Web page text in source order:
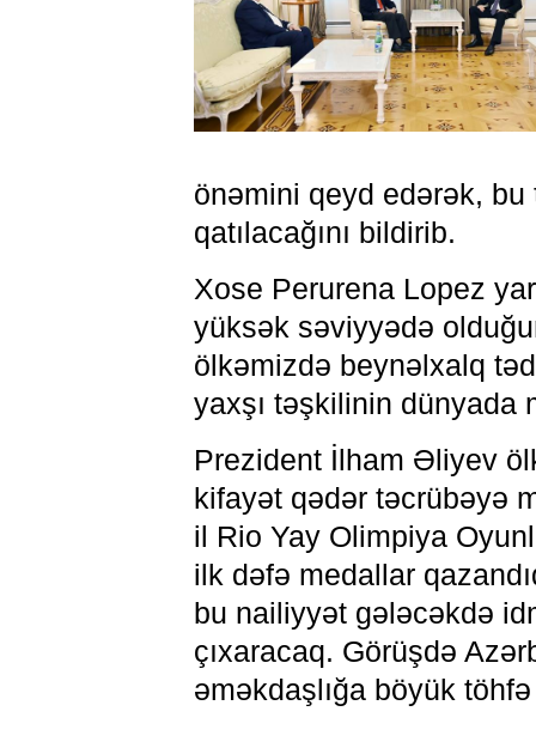
önəmini qeyd edərək,
qatılacağını bildirib.
Xose Perurena Lopez
yüksək səviyyədə
ölkəmizdə beynəlxalq
yaxşı təşkilinin dünyada
Prezident İlham Əliyev
kifayət qədər təcrübəyə
il Rio Yay Olimpiya
ilk dəfə medallar
bu nailiyyət gələcəkdə
çıxaracaq. Görüşdə
əməkdaşlığa böyük